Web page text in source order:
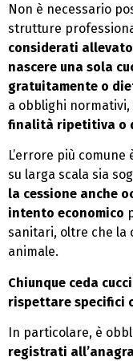
Non è necessario
strutture
considerati
nascere una sola
gratuitamente o
a obblighi
finalità ripetitiva o
L’errore più
su larga scala sia
la cessione anche
intento economico
sanitari, oltre che la
animale.
Chiunque ceda
rispettare specifici
In particolare, è
registrati